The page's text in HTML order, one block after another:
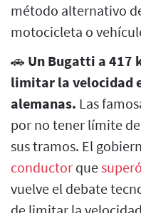
método alternativo
motocicleta o
🚗 Un Bugatti a 417
limitar la velocidad
alemanas. Las
por no tener límite
sus tramos. El
conductor que
vuelve el debate